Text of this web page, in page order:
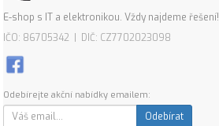
E-shop s IT a elektronikou. Vždy najdeme řešení!
IČO: 86705342 | DIČ: CZ7702023098
Odebírejte akční nabídky emailem:
Odebírat